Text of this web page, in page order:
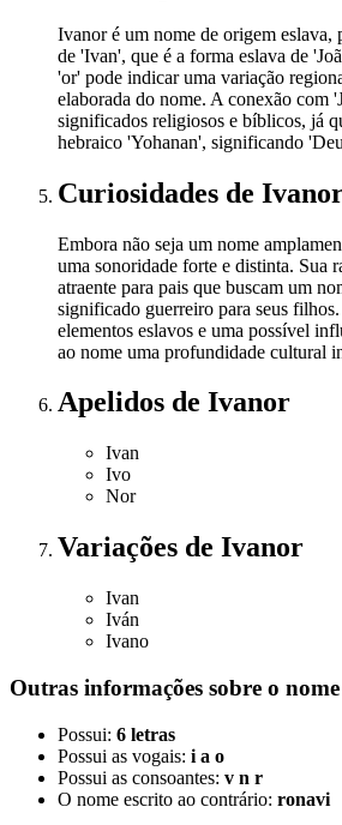
Ivanor é um nome de origem eslava,
de 'Ivan', que é a forma eslava de
'or' pode indicar uma variação
elaborada do nome. A conexão com
significados religiosos e bíblicos, já
hebraico 'Yohanan', significando
Curiosidades de
Embora não seja um nome
uma sonoridade forte e distinta. Sua
atraente para pais que buscam um
significado guerreiro para seus
elementos eslavos e uma possível
ao nome uma profundidade cultural
Apelidos de Ivanor
Ivan
Ivo
Nor
Variações de Ivanor
Ivan
Iván
Ivano
Outras informações sobre o nome
Possui: 6 letras
Possui as vogais: i a o
Possui as consoantes: v n r
O nome escrito ao contrário: ronavi